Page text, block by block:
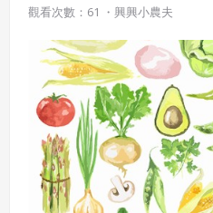
觀看次數：61 ・ 興興小農夫